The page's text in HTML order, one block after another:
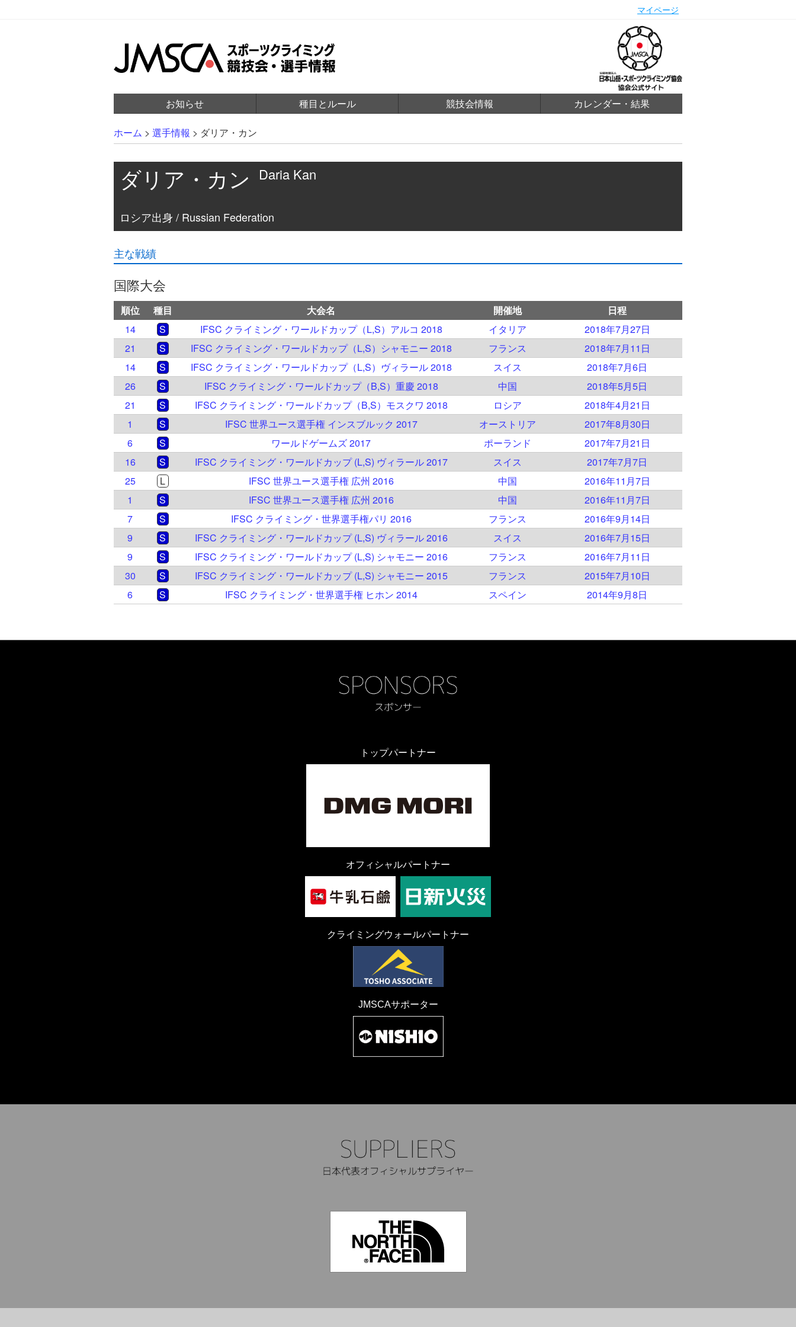
マイページ
お知らせ 種目とルール 競技会情報 カレンダー・結果
ホーム > 選手情報 > ダリア・カン
ダリア・カン Daria Kan
ロシア出身 / Russian Federation
主な戦績
国際大会
順位 種目 大会名 開催地
日程
14
S IFSC クライミング・ワールドカップ（L,S）アルコ 2018 イタリア
2018年7月27日
21
S IFSC クライミング・ワールドカップ（L,S）シャモニー 2018 フランス
2018年7月11日
14
S IFSC クライミング・ワールドカップ（L,S）ヴィラール 2018 スイス
2018年7月6日
26
S IFSC クライミング・ワールドカップ（B,S）重慶 2018 中国
2018年5月5日
21
S IFSC クライミング・ワールドカップ（B,S）モスクワ 2018 ロシア
2018年4月21日
1
S IFSC 世界ユース選手権 インスブルック 2017 オーストリア
2017年8月30日
6
S ワールドゲームズ 2017 ポーランド
2017年7月21日
16
S IFSC クライミング・ワールドカップ (L,S) ヴィラール 2017 スイス
2017年7月7日
25
L IFSC 世界ユース選手権 広州 2016 中国
2016年11月7日
1
S IFSC 世界ユース選手権 広州 2016 中国
2016年11月7日
7
S IFSC クライミング・世界選手権パリ 2016 フランス
2016年9月14日
9
S IFSC クライミング・ワールドカップ (L,S) ヴィラール 2016 スイス
2016年7月15日
9
S IFSC クライミング・ワールドカップ (L,S) シャモニー 2016 フランス
2016年7月11日
30
S IFSC クライミング・ワールドカップ (L,S) シャモニー 2015 フランス
2015年7月10日
6
S IFSC クライミング・世界選手権 ヒホン 2014 スペイン 2014年9月8日
トップパートナー
オフィシャルパートナー
クライミングウォールパートナー
JMSCAサポーター